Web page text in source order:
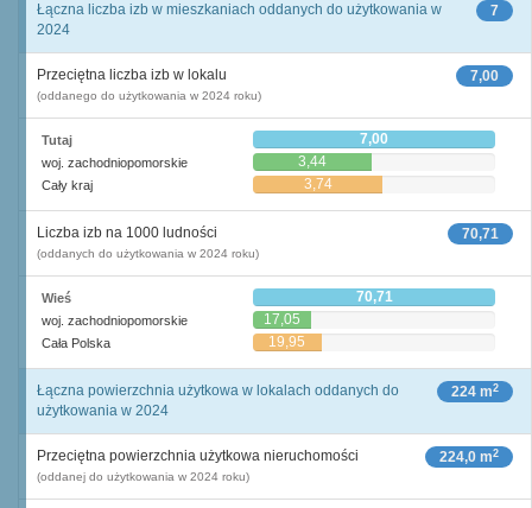
7
Łączna liczba izb w mieszkaniach oddanych do użytkowania w
2024
7,00
Przeciętna liczba izb w lokalu
(oddanego do użytkowania w 2024 roku)
Tutaj 7,00
woj. zachodniopomorskie 3,44
Cały kraj 3,74
70,71
Liczba izb na 1000 ludności
(oddanych do użytkowania w 2024 roku)
Wieś 70,71
woj. zachodniopomorskie 17,05
Cała Polska 19,95
224 m2
Łączna powierzchnia użytkowa w lokalach oddanych do
użytkowania w 2024
224,0 m2
Przeciętna powierzchnia użytkowa nieruchomości
(oddanej do użytkowania w 2024 roku)